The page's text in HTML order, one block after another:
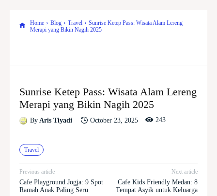
Home Blog Travel
Sunrise Ketep Pass: Wisata Alam Lereng
Merapi yang Bikin Nagih 2025
Sunrise Ketep Pass: Wisata Alam Lereng
Merapi yang Bikin Nagih 2025
By Aris Tiyadi October 23, 2025 243
Travel
Previous article
Cafe Playground Jogja: 9 Spot
Ramah Anak Paling Seru
Next article
Cafe Kids Friendly Medan: 8
Tempat Asyik untuk Keluarga